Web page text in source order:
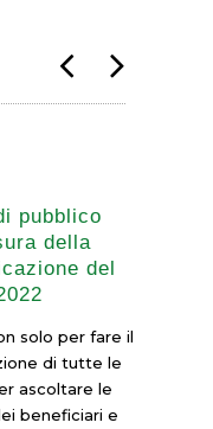
pubblico
della
del
solo per fare il
di tutte le
ascoltare le
beneficiari e